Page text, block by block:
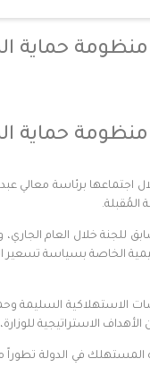
حماية
حماية
خلال اجتماعها
المُقبلة.
الاستهلاكية السليمة
الاستراتيجية للوزارة،
في الدولة تطوراً